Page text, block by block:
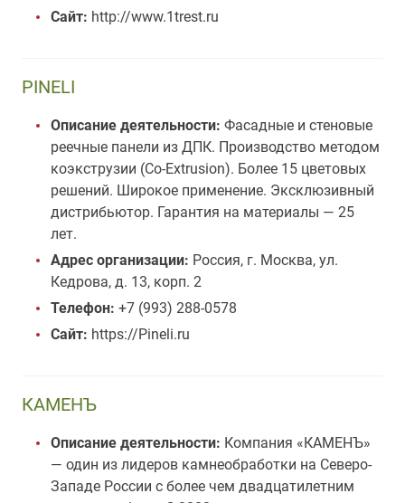
Сайт: http://www.1trest.ru
PINELI
Описание деятельности: Фасадные и стеновые
реечные панели из ДПК. Производство методом
коэкструзии (Co-Extrusion). Более 15 цветовых
решений. Широкое применение. Эксклюзивный
дистрибьютор. Гарантия на материалы — 25
лет.
Адрес организации: Россия, г. Москва, ул.
Кедрова, д. 13, корп. 2
Телефон: +7 (993) 288-0578
Сайт: https://Pineli.ru
КАМЕНЪ
Описание деятельности: Компания «КАМЕНЪ»
— один из лидеров камнеобработки на Северо-
Западе России с более чем двадцатилетним